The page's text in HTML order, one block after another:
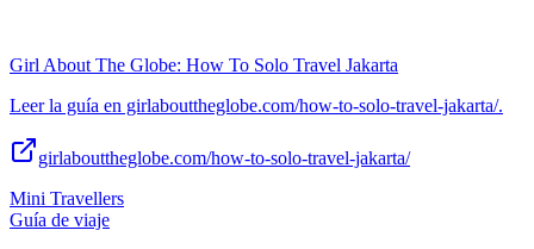
Girl About The Globe: How To Solo Travel Jakarta
Leer la guía en girlabouttheglobe.com/how-to-solo-travel-jakarta/.
girlabouttheglobe.com/how-to-solo-travel-jakarta/
Mini Travellers
Guía de viaje